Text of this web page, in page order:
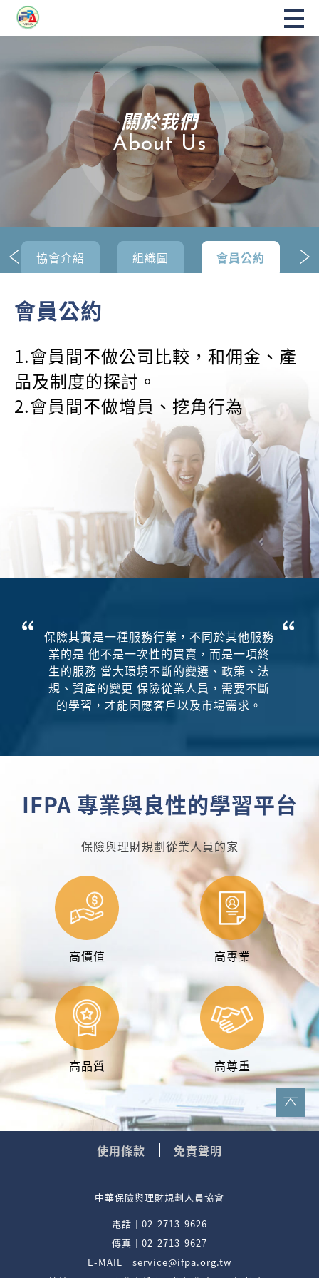
關於我們
About Us
協會介紹 組織圖 會員公約
會員公約
1.會員間不做公司比較，和佣金、產
品及制度的探討。
2.會員間不做增員、挖角行為
保險其實是一種服務行業，不同於其他服務
業的是 他不是一次性的買賣，而是一項終
生的服務 當大環境不斷的變遷、政策、法
規、資產的變更 保險從業人員，需要不斷
的學習，才能因應客戶以及市場需求。
IFPA 專業與良性的學習平台
保險與理財規劃從業人員的家
高價值 高專業
高品質 高尊重
使用條款 免責聲明
中華保險與理財規劃人員協會
電話｜02-2713-9626
傳真｜02-2713-9627
E-MAIL｜service@ifpa.org.tw